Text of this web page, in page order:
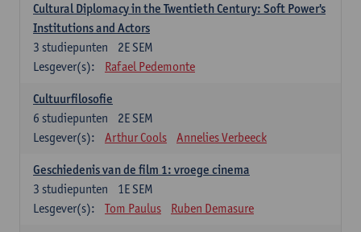
Cultural Diplomacy in the Twentieth Century: Soft Power's
Institutions and Actors
2E SEM
3 studiepunten
Lesgever(s):
Rafael Pedemonte
Cultuurfilosofie
2E SEM
6 studiepunten
Lesgever(s):
Arthur Cools Annelies Verbeeck
Geschiedenis van de film 1: vroege cinema
1E SEM
3 studiepunten
Lesgever(s):
Tom Paulus Ruben Demasure